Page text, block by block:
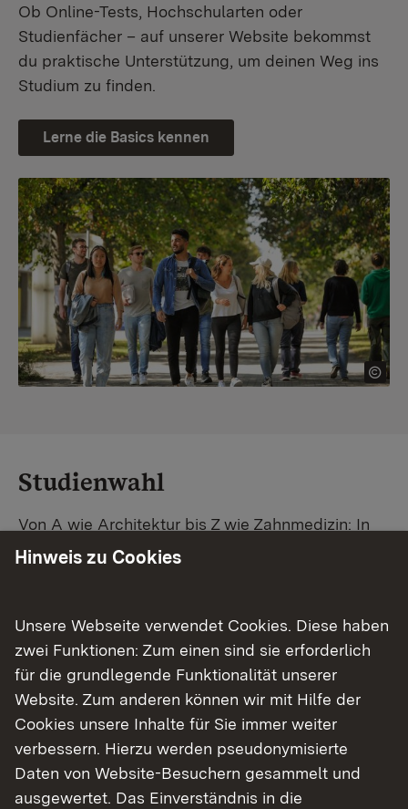
Ob Online-Tests, Hochschularten oder
Studienfächer – auf unserer Website bekommst
du praktische Unterstützung, um deinen Weg ins
Studium zu finden.
Lerne die Basics kennen
Studienwahl
Von A wie Architektur bis Z wie Zahnmedizin: In
Baden-Württemberg warten unzählige
Studiengangsuche schnell den passenden
Studienplatz. Außerdem gibt's eine Schritt-für-
Schritt-Anleitung zu deinem Traum-Studium.
Finde dein Studium in Baden-Württemberg
Hinweis zu Cookies
Unsere Webseite verwendet Cookies. Diese haben
zwei Funktionen: Zum einen sind sie erforderlich
für die grundlegende Funktionalität unserer
Website. Zum anderen können wir mit Hilfe der
Cookies unsere Inhalte für Sie immer weiter
verbessern. Hierzu werden pseudonymisierte
Daten von Website-Besuchern gesammelt und
ausgewertet. Das Einverständnis in die